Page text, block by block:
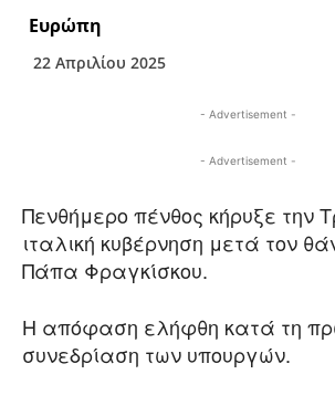
Ευρώπη
22 Απριλίου 2025
- Advertisement -
- Advertisement -
Πενθήμερο πένθος κήρυξε την
ιταλική κυβέρνηση μετά τον
Πάπα Φραγκίσκου.
Η απόφαση ελήφθη κατά τη
συνεδρίαση των υπουργών.